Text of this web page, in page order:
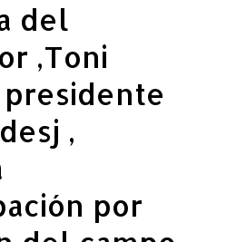
del
,Toni
presidente
,
por